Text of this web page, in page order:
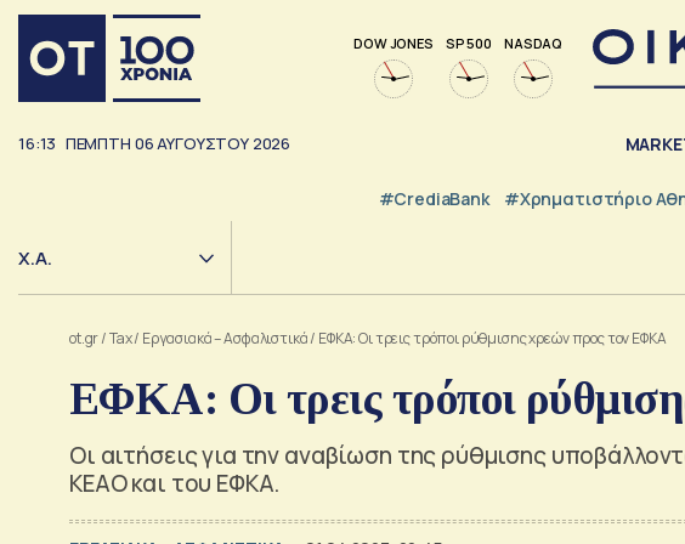
DOW JONES SP 500 NASDAQ
16:13 ΠΕΜΠΤΗ 06ΑΥΓΟΥΣΤΟΥ 2026
#CrediaBank #Χρηματιστήριο
Χ.Α.
ot.gr/Tax/ Εργασιακά – Ασφαλιστικά/ ΕΦΚΑ: Οι τρεις τρόποι ρύθμισης χρεών προς τον ΕΦΚΑ
ΕΦΚΑ: Οι τρεις τρόποι
Οι αιτήσεις για την αναβίωση της ρύθμισης
ΚΕΑΟ και του ΕΦΚΑ.